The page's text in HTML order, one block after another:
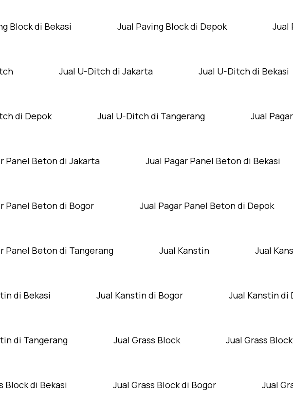
Block di Bekasi Jual Paving Block di Depok Jual
Jual U-Ditch di Jakarta Jual U-Ditch di Bekasi
di Depok Jual U-Ditch di Tangerang Jual
Panel Beton di Jakarta Jual Pagar Panel Beton di Bekasi
Panel Beton di Bogor Jual Pagar Panel Beton di Depok
Panel Beton di Tangerang Jual Kanstin Jual
di Bekasi Jual Kanstin di Bogor Jual Kanstin di
di Tangerang Jual Grass Block Jual Grass
Block di Bekasi Jual Grass Block di Bogor Jual